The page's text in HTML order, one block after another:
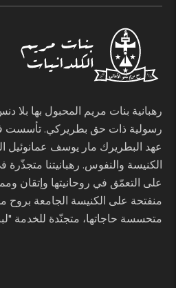
رهبانية بنات مريم المحبول بها بلا
عهد البطريرك مار يوسف عمانوئيل
الكنيسة والنفوس. رهبانيتنا متجذّرة
على التعمّق في روحانيتها وإتقان
منفتحة على الكنيسة الجامعة بروح
متحسسة حاجاتها، متجنّدة للخدمة